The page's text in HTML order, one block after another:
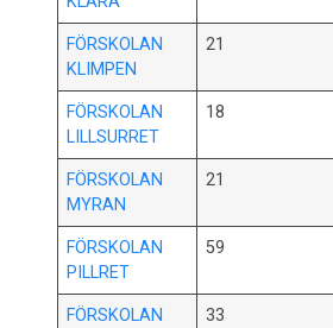
FÖRSKOLAN
KLIMPEN
21
FÖRSKOLAN
LILLSURRET
18
FÖRSKOLAN
MYRAN
21
FÖRSKOLAN
PILLRET
59
FÖRSKOLAN
33